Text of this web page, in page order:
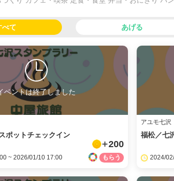
べて あげる
ベントは終了しました
ポットチェックイン
200
~ 2026/01/10 17:00
アユモ七沢
福松／七
2024/